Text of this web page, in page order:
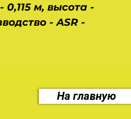
м, высота -
- ASR -
На главную